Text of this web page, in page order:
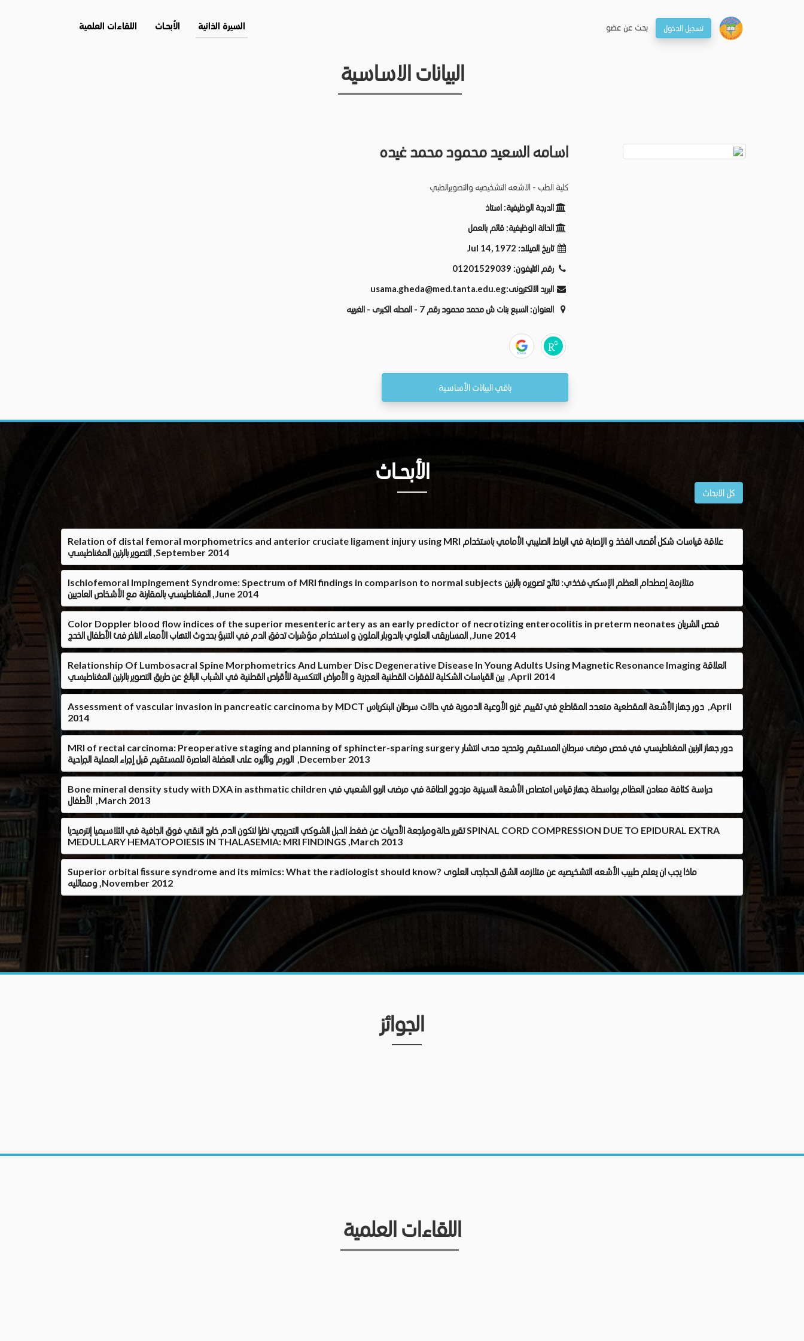
تسجيل الدخول بحـث عن عضو السيرة الذاتية الأبحــاث اللقاءات العلمية
البيانات الاساسية
اسامه السعيد محمود محمد غيده
كلية الطب - الاشعه التشخيصيه والتصويرالطبي
الدرجة الوظيفية:استاذ
الحالة الوظيفية:قائم بالعمل
تاريخ الميلاد: Jul 14, 1972
رقم التليفون: 01201529039
البريد الالكترونى:usama.gheda@med.tanta.edu.eg
العنوان:السبع بنات ش محمد محمود رقم 7 - المحله الكبرى - الغربيه
باقي البيانات الأساسية
الأبحــاث
كل الابحاث
Relation of distal femoral morphometrics and anterior cruciate ligament injury using MRI علاقة قياسات شكل أقصى الفخذ و الإصابة في الرباط الصليبي الأمامي باستخدام
التصوير بالرنين المغناطيسي ,September 2014
Ischiofemoral Impingement Syndrome: Spectrum of MRI findings in comparison to normal subjects متلازمة إصطدام العظم الإسكي فخذي: نتائج تصويره بالرنين
المغناطيسي بالمقارنة مع الأشخاص العاديين ,June 2014
Color Doppler blood flow indices of the superior mesenteric artery as an early predictor of necrotizing enterocolitis in preterm neonates فحص الشريان
المساريقى العلوي بالدوبلر الملون و استخدام مؤشرات تدفق الدم في التنبؤ بحدوث التهاب الأمعاء الناخر فئ الأطفال الخدج ,June 2014
Relationship Of Lumbosacral Spine Morphometrics And Lumber Disc Degenerative Disease In Young Adults Using Magnetic Resonance Imaging العلاقة
بين القياسات الشكلية للفقرات القطنية العجزية و الأمراض التنكسية للأقراص القطنية في الشباب البالغ عن طريق التصوير بالرنين المغناطيسي ,April 2014
Assessment of vascular invasion in pancreatic carcinoma by MDCT دور جهاز الأشعة المقطعية متعدد المقاطع في تقييم غزو الأوعية الدموية في حالات سرطان البنكرياس ,April
2014
MRI of rectal carcinoma: Preoperative staging and planning of sphincter-sparing surgery دور جهاز الرنين المغناطيسي في فحص مرضى سرطان المستقيم وتحديد مدى انتشار
الورم وتأثيره على العضلة العاصرة للمستقيم قبل إجراء العملية الجراحية ,December 2013
Bone mineral density study with DXA in asthmatic children دراسة كثافة معادن العظام بواسطة جهاز قياس امتصاص الأشعة السينية مزدوج الطاقة في مرضى الربو الشعبي في
الأطفال ,March 2013
تقرير حالةومراجعة الأدبيات عن ضغط الحبل الشوكي التدريجي نظرا لتكون الدم خارج النقي فوق الجافية في الثلاسيميا إنترميديا SPINAL CORD COMPRESSION DUE TO EPIDURAL EXTRA
MEDULLARY HEMATOPOIESIS IN THALASEMIA: MRI FINDINGS ,March 2013
Superior orbital ﬁssure syndrome and its mimics: What the radiologist should know? ماذا يجب ان يعلم طبيب الأشعه التشخيصيه عن متلازمه الشق الحجاجى العلوى
ومماثليه ,November 2012
الجوائز
اللقاءات العلمية